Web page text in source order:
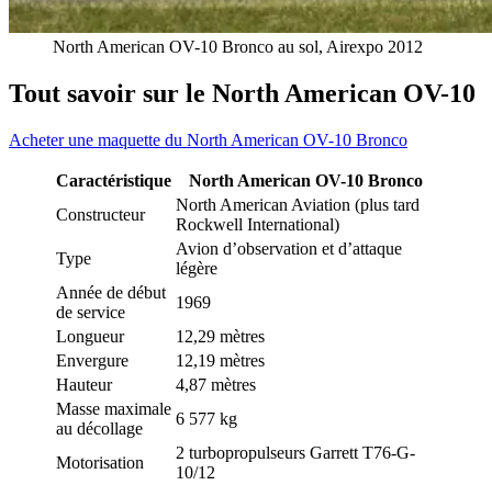
North American OV-10 Bronco au sol, Airexpo 2012
Tout savoir sur le North American OV-10
Acheter une maquette du North American OV-10 Bronco
Caractéristique
North American OV-10 Bronco
Constructeur
North American Aviation (plus tard
Rockwell International)
Type
Avion d’observation et d’attaque
légère
Année de début
de service
1969
Longueur
12,29 mètres
Envergure
12,19 mètres
Hauteur
4,87 mètres
Masse maximale
au décollage
6 577 kg
Motorisation
2 turbopropulseurs Garrett T76-G-
10/12